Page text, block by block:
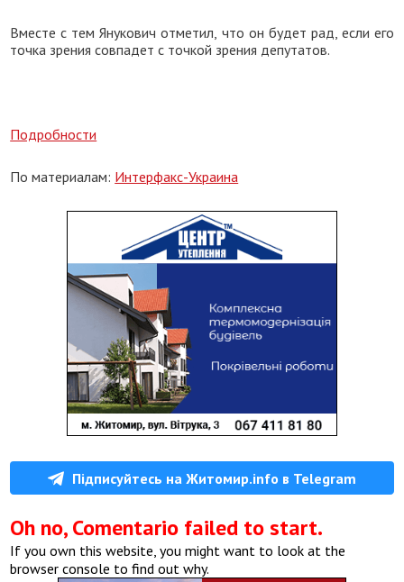
Вместе с тем Янукович отметил, что он будет рад, если его
точка зрения совпадет с точкой зрения депутатов.
Подробности
По материалам: Интерфакс-Украина
Підписуйтесь на Житомир.info в Telegram
Oh no, Comentario failed to start.
If you own this website, you might want to look at the
browser console to find out why.